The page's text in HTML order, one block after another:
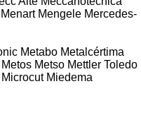
Menart Mengele Mercedes-
Metabo Metalcértima
Metos Metso Mettler Toledo
Microcut Miedema